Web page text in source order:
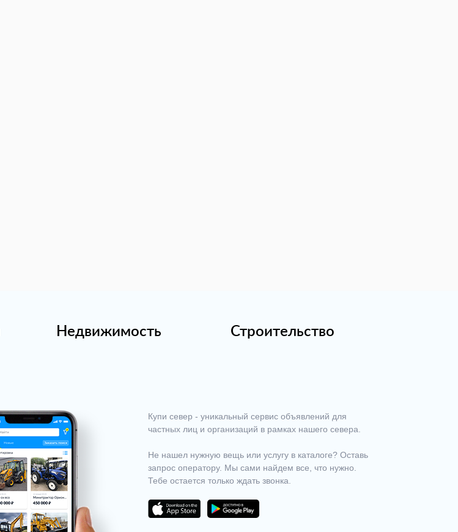
Недвижимость Строительство
Купи север - уникальный сервис объявлений для
частных лиц и организаций в рамках нашего севера.
Не нашел нужную вещь или услугу в каталоге? Оставь
запрос оператору. Мы сами найдем все, что нужно.
Тебе остается только ждать звонка.